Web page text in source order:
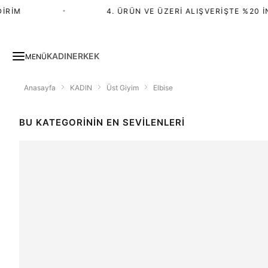
4. ÜRÜN VE ÜZERI ALIŞVERIŞTE %20 İNDIRIM
MENÜKADINERKEK
Anasayfa KADIN Üst Giyim Elbise
BU KATEGORININ EN SEVILENLERI